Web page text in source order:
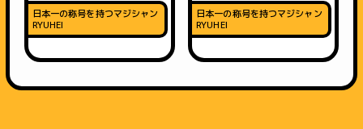
日本一の称号を持つマジシャン
RYUHEI
日本一の称号を持つマジシャン
RYUHEI